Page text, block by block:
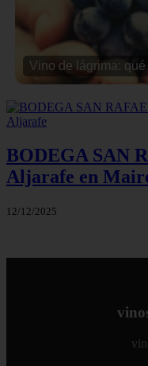
Vino de lágrima:
BODEGA SAN
Aljarafe en
12/12/2025